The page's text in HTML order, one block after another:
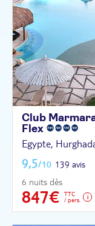
Club
Flex
Egypte,
9,5/10 139 avis
6 nuits dès
847€
TTC
/ pers.